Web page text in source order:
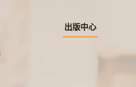
出版中心